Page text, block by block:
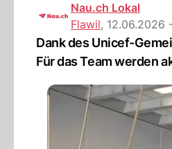
Nau.ch Lokal
Flawil, 12.06.2026
Dank des Unicef-
Für das Team werden